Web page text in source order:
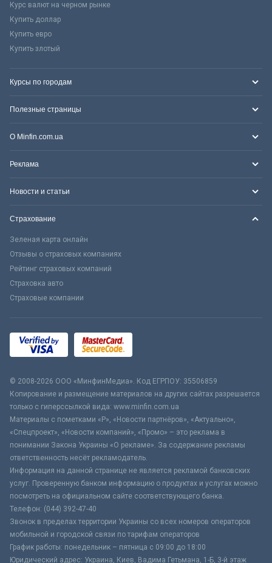
Курс валют на черном рынке
Купить доллар
Купить евро
Купить злотый
Курсы по городам
Полезные страницы
О Minfin.com.ua
Реклама
Новости и статьи
Страхование
Зеленая карта онлайн
Отзывы о страховых компаниях
Рейтинг страховых компаний
Страховка авто
Страховые компании
© 2008-2026 ООО «МинфинМедиа». Код ЕГРПОУ: 35506859
Копирование и размещение материалов на других сайтах разрешается
только с гиперссылкой вида: www.minfin.com.ua
Материалы с пометками «Р», «Новости партнёров», «Актуально»,
«Спецпроект», «Новости компаний», «Промо» – это реклама в
понимании Закона Украины «О рекламе». За содержание рекламы
ответственность несёт рекламодатель.
Информация на данной странице не является рекламой банковских
услуг. Проверенную банком информацию о продуктах и услугах можно
посмотреть на официальном сайте соответствующего банка.
Телефон: (044) 392-47-40
Звонок в пределах территории Украины со всех номеров операторов
мобильной и городской связи по тарифам операторов
График работы: понедельник – пятница с 09:00 до 18:00
Юридический адрес: Украина, Киев, Вадима Гетьмана, 1-Б, 3-й этаж